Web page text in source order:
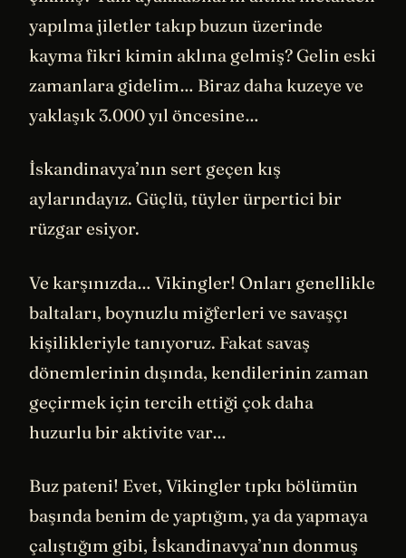
yapılma jiletler takıp buzun üzerinde
kayma fikri kimin aklına gelmiş? Gelin eski
zamanlara gidelim… Biraz daha kuzeye ve
yaklaşık 3.000 yıl öncesine…
İskandinavya’nın sert geçen kış
aylarındayız. Güçlü, tüyler ürpertici bir
rüzgar esiyor.
Ve karşınızda… Vikingler! Onları genellikle
baltaları, boynuzlu miğferleri ve savaşçı
kişilikleriyle tanıyoruz. Fakat savaş
dönemlerinin dışında, kendilerinin zaman
geçirmek için tercih ettiği çok daha
huzurlu bir aktivite var…
Buz pateni! Evet, Vikingler tıpkı bölümün
başında benim de yaptığım, ya da yapmaya
çalıştığım gibi, İskandinavya’nın donmuş